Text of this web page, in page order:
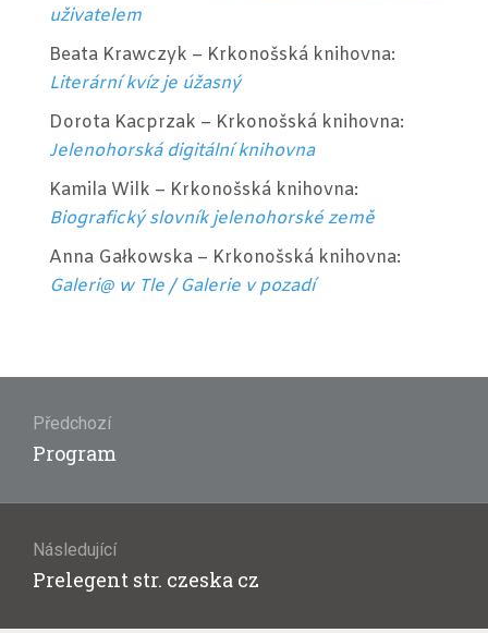
uživatelem
Beata Krawczyk – Krkonošská knihovna:
Literární kvíz je úžasný
Dorota Kacprzak – Krkonošská knihovna:
Jelenohorská digitální knihovna
Kamila Wilk – Krkonošská knihovna:
Biografický slovník jelenohorské země
Anna Gałkowska – Krkonošská knihovna:
Galeri@ w Tle / Galerie v pozadí
Navigace
pro
příspěvek
Předchozí
Předchozí
Program
Následující
Následující
Prelegent str. czeska cz